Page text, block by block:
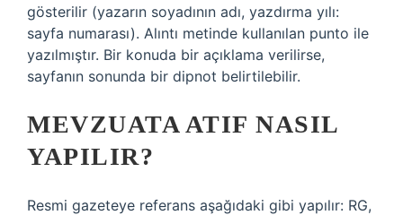
gösterilir (yazarın soyadının adı, yazdırma yılı:
sayfa numarası). Alıntı metinde kullanılan punto ile
yazılmıştır. Bir konuda bir açıklama verilirse,
sayfanın sonunda bir dipnot belirtilebilir.
MEVZUATA ATIF NASIL
YAPILIR?
Resmi gazeteye referans aşağıdaki gibi yapılır: RG,